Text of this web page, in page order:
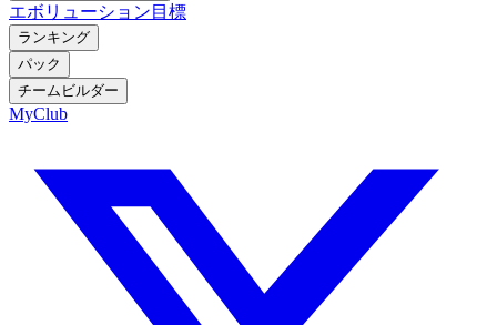
エボリューション 目標
ランキング
パック
チームビルダー
MyClub